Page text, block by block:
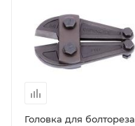
Головка для болтореза